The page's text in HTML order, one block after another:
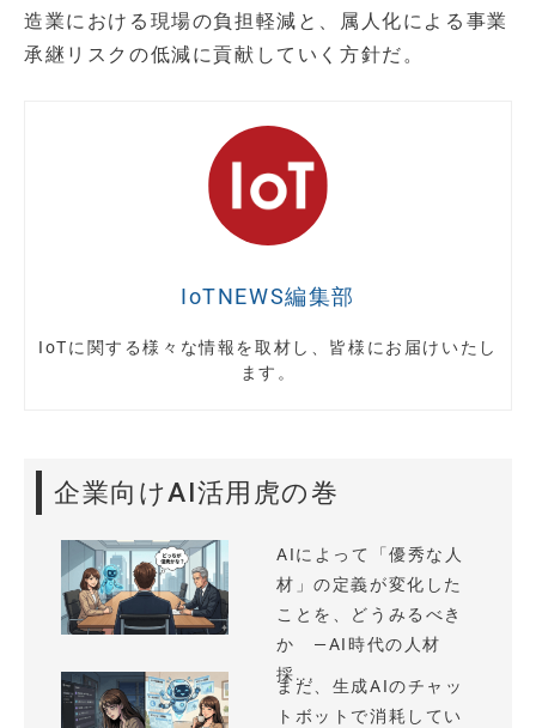
造業における現場の負担軽減と、属人化による事業
承継リスクの低減に貢献していく方針だ。
IoTNEWS編集部
IoTに関する様々な情報を取材し、皆様にお届けいたし
ます。
企業向けAI活用虎の巻
AIによって「優秀な人
材」の定義が変化した
ことを、どうみるべき
か —AI時代の人材
採...
まだ、生成AIのチャッ
トボットで消耗してい